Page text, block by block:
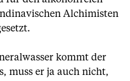
Alchimisten
kommt der
muss er ja auch nicht,